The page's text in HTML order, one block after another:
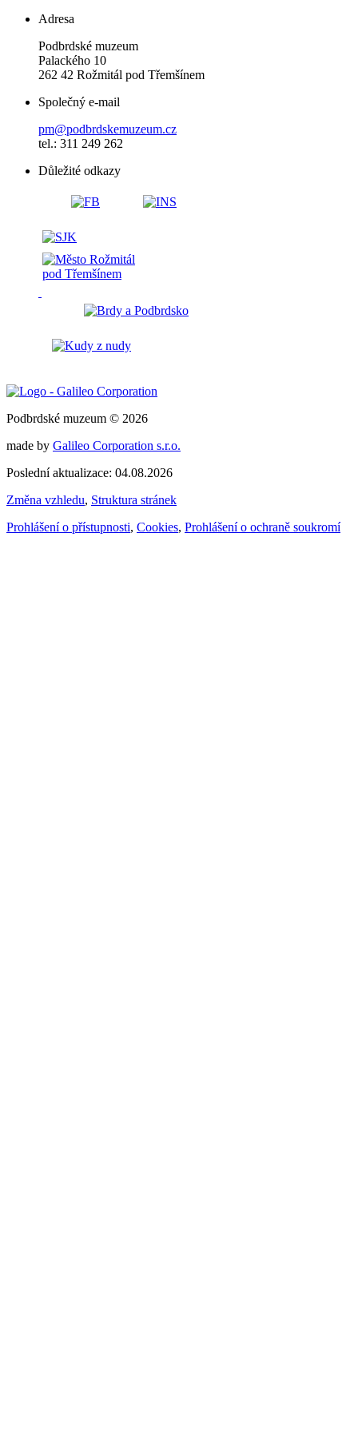
Adresa
Podbrdské muzeum
Palackého 10
262 42 Rožmitál pod Třemšínem
Společný e-mail
pm@podbrdskemuzeum.cz
tel.: 311 249 262
Důležité odkazy
Podbrdské muzeum © 2026
made by Galileo Corporation s.r.o.
Poslední aktualizace: 04.08.2026
Změna vzhledu, Struktura stránek
Prohlášení o přístupnosti, Cookies, Prohlášení o ochraně soukromí